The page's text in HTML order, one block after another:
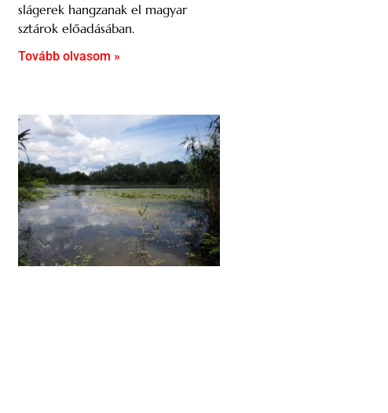
slágerek hangzanak el magyar
sztárok előadásában.
Tovább olvasom »